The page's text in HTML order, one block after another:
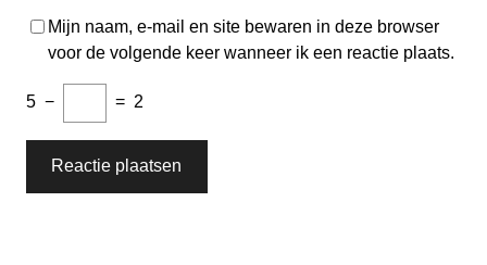
Mijn naam, e-mail en site bewaren in deze browser
voor de volgende keer wanneer ik een reactie plaats.
5 − = 2